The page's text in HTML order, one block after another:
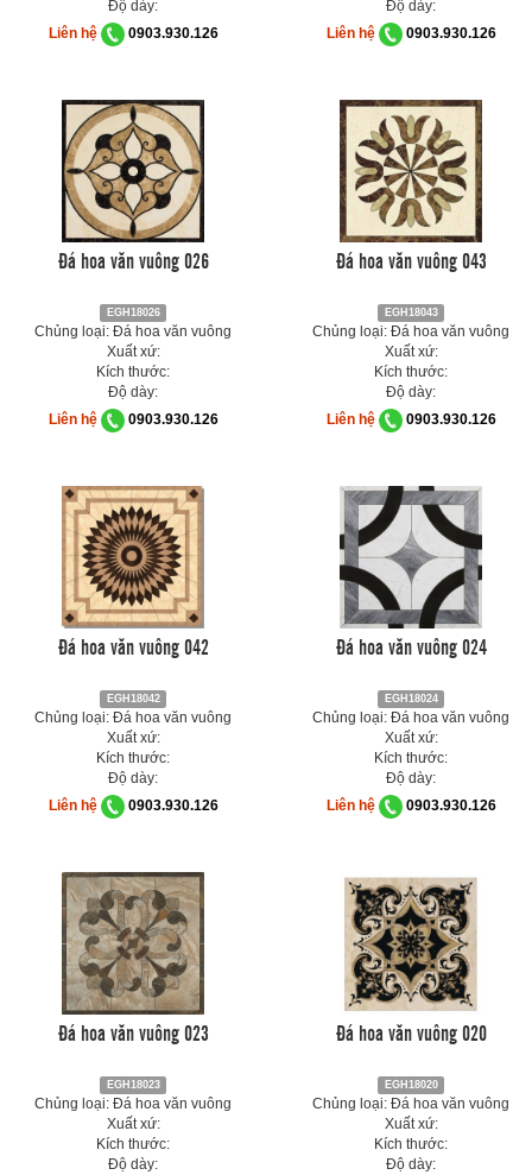
Độ dày:
Liên hệ
0903.930.126
Độ dày:
Liên hệ
0903.930.126
Đá hoa văn vuông 026
EGH18026
Chủng loại: Đá hoa văn vuông
Xuất xứ:
Kích thước:
Độ dày:
Liên hệ
0903.930.126
Đá hoa văn vuông 043
EGH18043
Chủng loại: Đá hoa văn vuông
Xuất xứ:
Kích thước:
Độ dày:
Liên hệ
0903.930.126
Đá hoa văn vuông 042
EGH18042
Chủng loại: Đá hoa văn vuông
Xuất xứ:
Kích thước:
Độ dày:
Liên hệ
0903.930.126
Đá hoa văn vuông 024
EGH18024
Chủng loại: Đá hoa văn vuông
Xuất xứ:
Kích thước:
Độ dày:
Liên hệ
0903.930.126
Đá hoa văn vuông 023
EGH18023
Chủng loại: Đá hoa văn vuông
Xuất xứ:
Kích thước:
Độ dày:
Đá hoa văn vuông 020
EGH18020
Chủng loại: Đá hoa văn vuông
Xuất xứ:
Kích thước:
Độ dày: